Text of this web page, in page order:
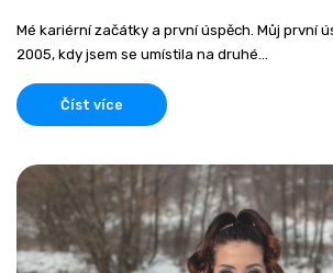
Mé kariérní začátky a první úspěch. Můj první
2005, kdy jsem se umístila na druhé...
Číst více